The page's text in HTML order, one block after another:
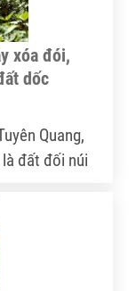
xóa đói,
dốc
Quang,
đất đối núi
tuyết trên
xóa đói,
các dân tộc